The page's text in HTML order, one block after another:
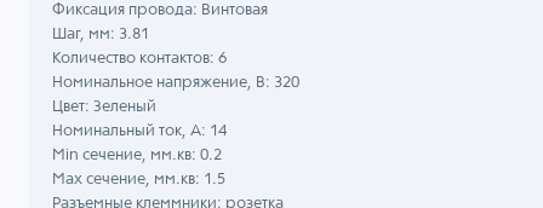
Фиксация провода: Винтовая
Шаг, мм: 3.81
Количество контактов: 6
Номинальное напряжение, B: 320
Цвет: Зеленый
Номинальный ток, А: 14
Min сечение, мм.кв: 0.2
Max сечение, мм.кв: 1.5
Разъемные клеммники: розетка